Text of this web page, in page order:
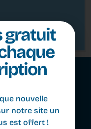
gratuit
nouvelle
notre site un
est offert !